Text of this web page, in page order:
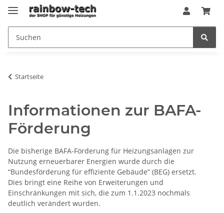
Startseite
Informationen zur BAFA-
Förderung
Die bisherige BAFA-Förderung für Heizungsanlagen zur
Nutzung erneuerbarer Energien wurde durch die
“Bundesförderung für effiziente Gebäude” (BEG) ersetzt.
Dies bringt eine Reihe von Erweiterungen und
Einschränkungen mit sich, die zum 1.1.2023 nochmals
deutlich verändert wurden.